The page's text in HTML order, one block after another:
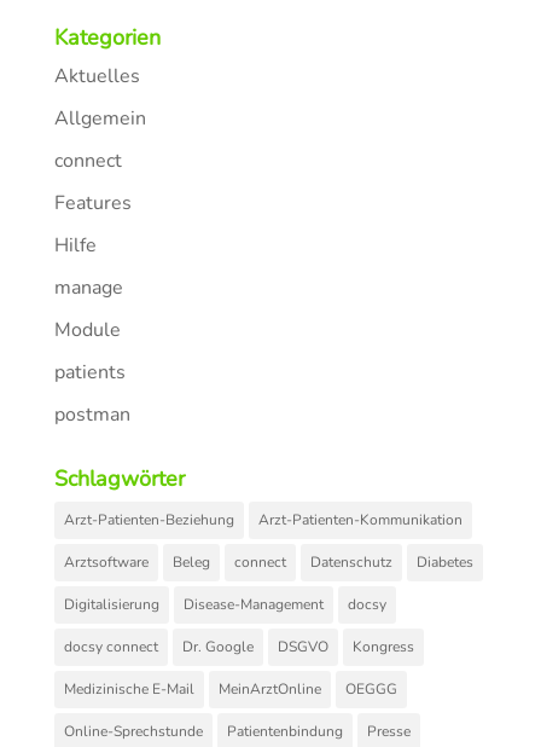
Kategorien
Aktuelles
Allgemein
connect
Features
Hilfe
manage
Module
patients
postman
Schlagwörter
Arzt-Patienten-Beziehung Arzt-Patienten-Kommunikation
Arztsoftware Beleg connect Datenschutz Diabetes
Digitalisierung Disease-Management docsy
docsy connect Dr. Google DSGVO Kongress
Medizinische E-Mail MeinArztOnline OEGGG
Online-Sprechstunde Patientenbindung Presse